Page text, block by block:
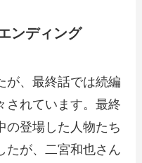
ンディング
が、最終話では続編
されています。最終
の登場した人物たち
たが、二宮和也さん